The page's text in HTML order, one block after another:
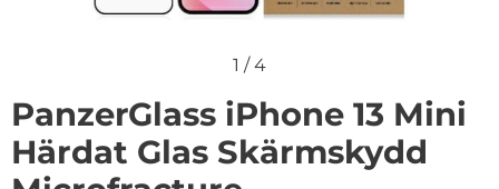
1 /4
PanzerGlass iPhone 13 Mini
Härdat Glas Skärmskydd